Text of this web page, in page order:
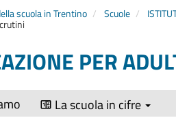
scuola in Trentino Scuole
PER
La scuola in cifre